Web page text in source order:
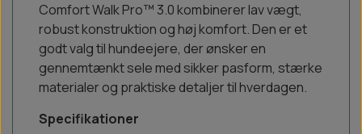
Comfort Walk Pro™ 3.0 kombinerer lav vægt,
robust konstruktion og høj komfort. Den er et
godt valg til hundeejere, der ønsker en
gennemtænkt sele med sikker pasform, stærke
materialer og praktiske detaljer til hverdagen.
Specifikationer